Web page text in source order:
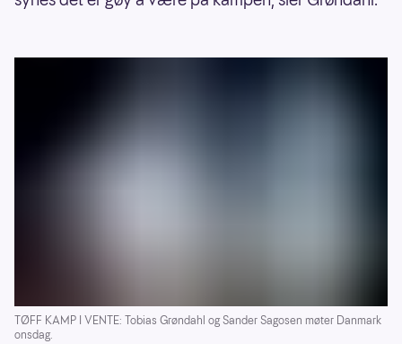
TØFF KAMP I VENTE: Tobias Grøndahl og Sander Sagosen møter Danmark
onsdag.